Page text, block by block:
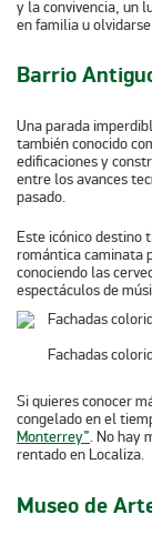
y la convivencia, un
en familia u
Barrio
Una parada
también conocido
edificaciones y
entre los avances
pasado.
Este icónico destino
romántica caminata
conociendo las
espectáculos de
Fachadas
Si quieres conocer
congelado en el
Monterrey”. No hay
rentado en Localiza.
Museo de